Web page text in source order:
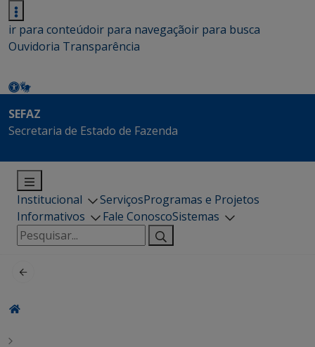
ir para conteúdoir para navegaçãoir para busca
Ouvidoria Transparência
SEFAZ
Secretaria de Estado de Fazenda
Institucional ServiçosProgramas e Projetos
Informativos
Fale ConoscoSistemas
Pesquisar
por: